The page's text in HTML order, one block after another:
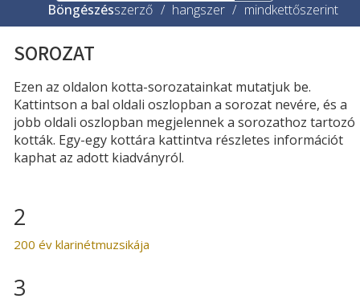
Böngészésszerző / hangszer / mindkettőszerint
SOROZAT
Ezen az oldalon kotta-sorozatainkat mutatjuk be.
Kattintson a bal oldali oszlopban a sorozat nevére, és a
jobb oldali oszlopban megjelennek a sorozathoz tartozó
kották. Egy-egy kottára kattintva részletes információt
kaphat az adott kiadványról.
2
200 év klarinétmuzsikája
3